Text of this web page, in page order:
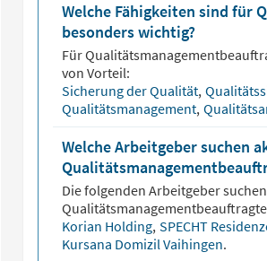
Welche Fähigkeiten sind für
besonders wichtig?
Für
von Vorteil:
Sicherung der Qualität,
Qualitätsmanagement,
Welche Arbeitgeber suchen
Die folgenden Arbeitgeber
Korian Holding, SPECHT
Kursana Domizil Vaihingen.